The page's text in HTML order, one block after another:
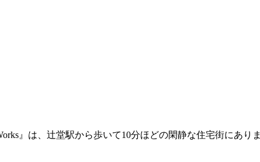
』は、辻堂駅から歩いて10分ほどの閑静な住宅街にあり